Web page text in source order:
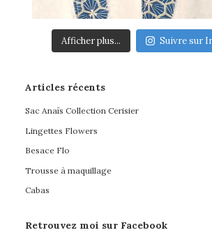
Afficher plus... Suivre sur
Articles récents
Sac Anaïs Collection Cerisier
Lingettes Flowers
Besace Flo
Trousse à maquillage
Cabas
Retrouvez moi sur Facebook